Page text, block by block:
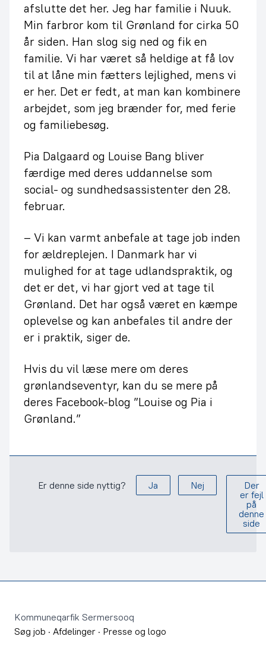
afslutte det her. Jeg har familie i Nuuk.
Min farbror kom til Grønland for cirka 50
år siden. Han slog sig ned og fik en
familie. Vi har været så heldige at få lov
til at låne min fætters lejlighed, mens vi
er her. Det er fedt, at man kan kombinere
arbejdet, som jeg brænder for, med ferie
og familiebesøg.
Pia Dalgaard og Louise Bang bliver
færdige med deres uddannelse som
social- og sundhedsassistenter den 28.
februar.
– Vi kan varmt anbefale at tage job inden
for ældreplejen. I Danmark har vi
mulighed for at tage udlandspraktik, og
det er det, vi har gjort ved at tage til
Grønland. Det har også været en kæmpe
oplevelse og kan anbefales til andre der
er i praktik, siger de.
Hvis du vil læse mere om deres
grønlandseventyr, kan du se mere på
deres Facebook-blog ”Louise og Pia i
Grønland.”
Er denne side nyttig? Ja Nej
Der
er fejl
på
denne
side
Kommuneqarfik Sermersooq
Søg job · Afdelinger · Presse og logo